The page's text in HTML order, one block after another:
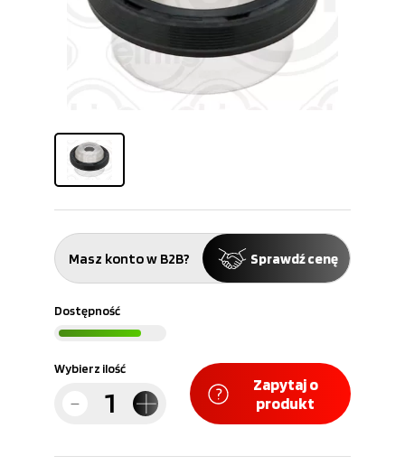
Masz konto w B2B? Sprawdź cenę
Dostępność
Wybierz ilość
Zapytaj o
produkt